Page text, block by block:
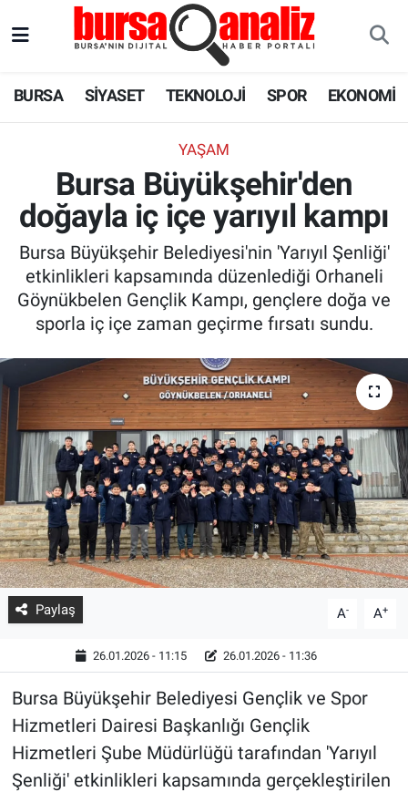
BURSA SİYASET TEKNOLOJİ SPOR EKONOMİ
YAŞAM
Bursa Büyükşehir'den
doğayla iç içe yarıyıl kampı
Bursa Büyükşehir Belediyesi'nin 'Yarıyıl Şenliği'
etkinlikleri kapsamında düzenlediği Orhaneli
Göynükbelen Gençlik Kampı, gençlere doğa ve
sporla iç içe zaman geçirme fırsatı sundu.
Paylaş A- A+
26.01.2026 - 11:15 26.01.2026 - 11:36
Bursa Büyükşehir Belediyesi Gençlik ve Spor
Hizmetleri Dairesi Başkanlığı Gençlik
Hizmetleri Şube Müdürlüğü tarafından 'Yarıyıl
Şenliği' etkinlikleri kapsamında gerçekleştirilen
SPOR
EKONOMİ
SAĞLIK
BLOG
Süper Lig Puan Durumu ve Fikstür
Tüm Manşetler
Son Dakika Haberleri